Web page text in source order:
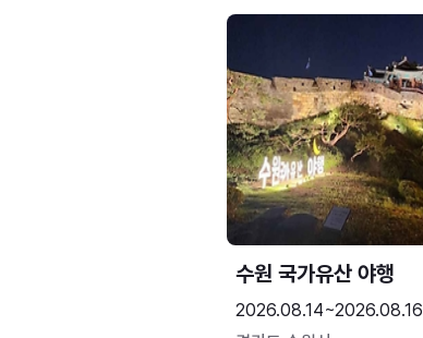
수원 국가유산 야행
2026.08.14~2026.08.16